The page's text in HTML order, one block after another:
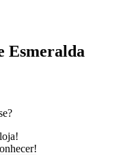
Esmeralda